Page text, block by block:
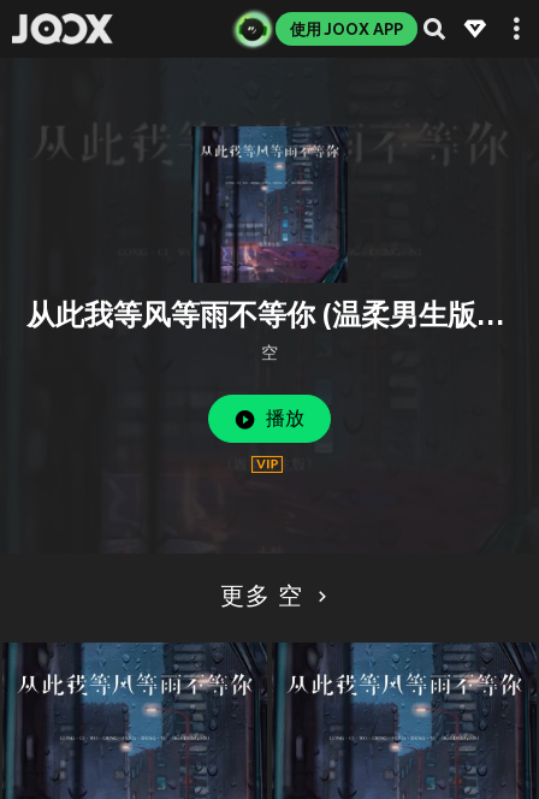
使用 JOOX APP
从此我等风等雨不等你 (温柔男生版伴奏)
空
播放
更多 空